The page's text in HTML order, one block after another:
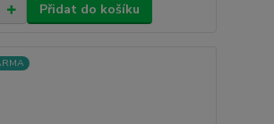
Přidat do košíku